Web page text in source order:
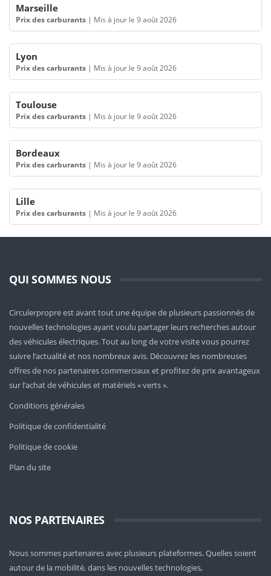
Marseille
Prix des carburants | Mis à jour le 9 août 2026
Lyon
Prix des carburants | Mis à jour le 9 août 2026
Toulouse
Prix des carburants | Mis à jour le 9 août 2026
Bordeaux
Prix des carburants | Mis à jour le 9 août 2026
Lille
Prix des carburants | Mis à jour le 9 août 2026
QUI SOMMES NOUS
Circulerpropre est avant tout une équipe de plusieurs passionnés de
nouvelles technologies ayant voulu partager leurs recherches autour
des véhicules électriques. Tout au long de votre visite vous pourrez
suivre l’actualité et nos nombreux avis. Découvrez les nombreuses
offres de nos partenaires commerciaux et profitez de prix avantageux
sur l’achat de véhicules et matériels « verts ».
Conditions générales
Politique de confidentialité
Politique de cookie
Plan du site
NOS PARTENAIRES
Nous sommes partenaires avec plusieurs plateformes. Quelles soient
autour de la mobilité, dans les nouvelles technologies,